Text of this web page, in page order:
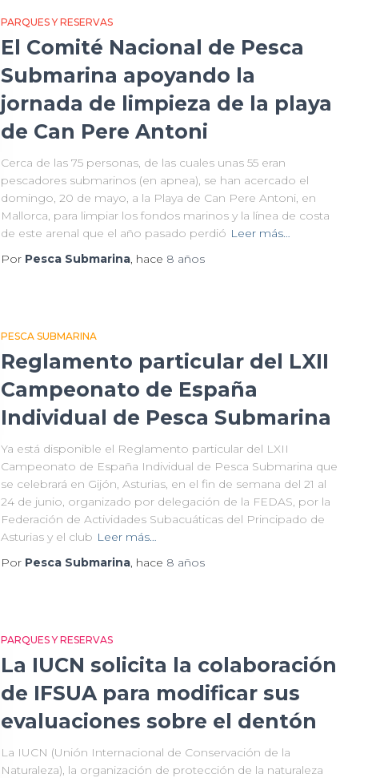
PARQUES Y RESERVAS
El Comité Nacional de Pesca
Submarina apoyando la
jornada de limpieza de la playa
de Can Pere Antoni
Cerca de las 75 personas, de las cuales unas 55 eran
pescadores submarinos (en apnea), se han acercado el
domingo, 20 de mayo, a la Playa de Can Pere Antoni, en
Mallorca, para limpiar los fondos marinos y la línea de costa
de este arenal que el año pasado perdió Leer más…
Por Pesca Submarina, hace 8 años
PESCA SUBMARINA
Reglamento particular del LXII
Campeonato de España
Individual de Pesca Submarina
Ya está disponible el Reglamento particular del LXII
Campeonato de España Individual de Pesca Submarina que
se celebrará en Gijón, Asturias, en el fin de semana del 21 al
24 de junio, organizado por delegación de la FEDAS, por la
Federación de Actividades Subacuáticas del Principado de
Asturias y el club Leer más…
Por Pesca Submarina, hace 8 años
PARQUES Y RESERVAS
La IUCN solicita la colaboración
de IFSUA para modificar sus
evaluaciones sobre el dentón
La IUCN (Unión Internacional de Conservación de la
Naturaleza), la organización de protección de la naturaleza